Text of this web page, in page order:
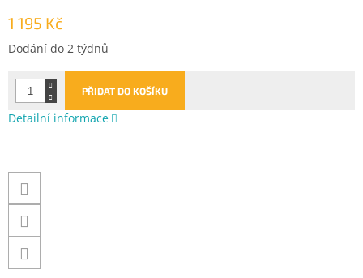
1 195 Kč
Měrná
Dodání do 2 týdnů
PŘIDAT DO KOŠÍKU
Detailní informace